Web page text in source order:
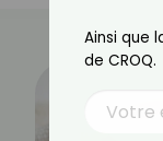
Ainsi que
de CROQ.